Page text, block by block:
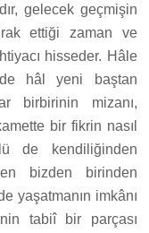
gelecek geçmişin
ettiği zaman ve
hisseder. Hâle
hâl yeni baştan
birbirinin mizanı,
bir fikrin nasıl
de kendiliğinden
bizden birinden
yaşatmanın imkânı
tabiî bir parçası